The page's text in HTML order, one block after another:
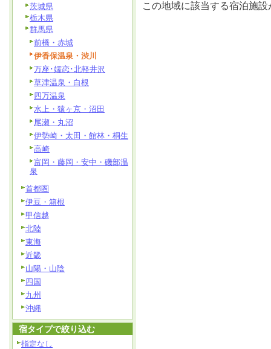
この地域に該当する宿泊施
茨城県
栃木県
群馬県
前橋・赤城
伊香保温泉・渋川
万座･嬬恋･北軽井沢
草津温泉・白根
四万温泉
水上・猿ヶ京・沼田
尾瀬・丸沼
伊勢崎・太田・館林・桐生
高崎
富岡・藤岡・安中・磯部温
泉
首都圏
伊豆・箱根
甲信越
北陸
東海
近畿
山陽・山陰
四国
九州
沖縄
宿タイプで絞り込む
指定なし